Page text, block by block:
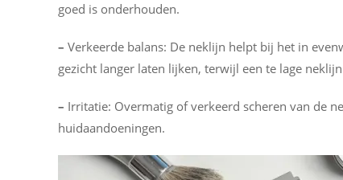
goed is onderhouden.
– Verkeerde balans: De neklijn helpt bij het in
gezicht langer laten lijken, terwijl een te lage
– Irritatie: Overmatig of verkeerd scheren van de
huidaandoeningen.